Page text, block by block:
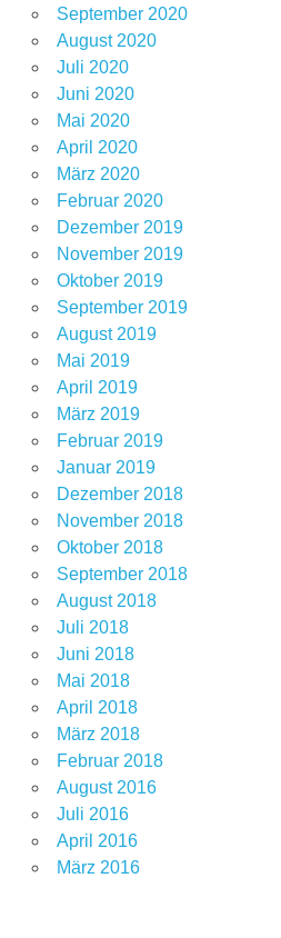
September 2020
August 2020
Juli 2020
Juni 2020
Mai 2020
April 2020
März 2020
Februar 2020
Dezember 2019
November 2019
Oktober 2019
September 2019
August 2019
Mai 2019
April 2019
März 2019
Februar 2019
Januar 2019
Dezember 2018
November 2018
Oktober 2018
September 2018
August 2018
Juli 2018
Juni 2018
Mai 2018
April 2018
März 2018
Februar 2018
August 2016
Juli 2016
April 2016
März 2016